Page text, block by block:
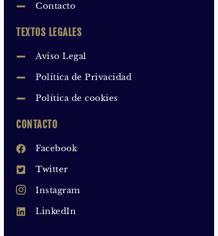
Contacto
TEXTOS LEGALES
Aviso Legal
Política de Privacidad
Política de cookies
CONTACTO
Facebook
Twitter
Instagram
LinkedIn